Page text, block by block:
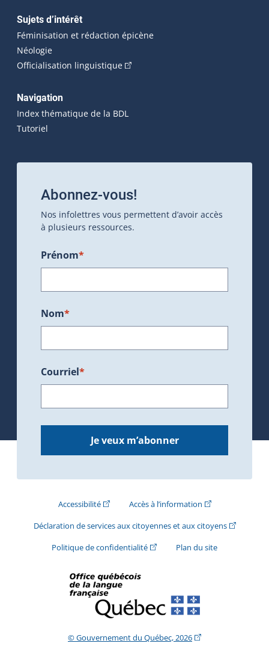
Sujets d’intérêt
Féminisation et rédaction épicène
Néologie
Officialisation linguistique(Cet hyperlien externe s'ouvrira
Navigation
Index thématique de la BDL
Tutoriel
Abonnez-vous!
Nos infolettres vous permettent d’avoir accès
à plusieurs ressources.
Prénom*
Nom*
Courriel*
Je veux m’abonner
Accessibilité(Cet hyperlien externe s'ouvrira dans une
Accès à l’information(Cet hyperlien
Déclaration de services aux citoyennes et aux citoyens(Cet
Politique de confidentialité(Cet hyperlien externe s'ouvrira
Plan du site
© Gouvernement du Québec, 2026(Cet hyperlien